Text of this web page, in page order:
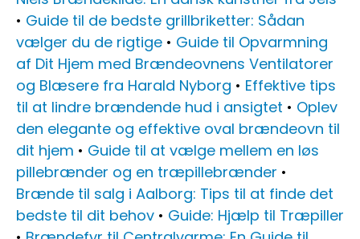
• Guide til de bedste grillbriketter: Sådan
vælger du de rigtige • Guide til Opvarmning
af Dit Hjem med Brændeovnens Ventilatorer
og Blæsere fra Harald Nyborg • Effektive tips
til at lindre brændende hud i ansigtet • Oplev
den elegante og effektive oval brændeovn til
dit hjem • Guide til at vælge mellem en løs
pillebrænder og en træpillebrænder •
Brænde til salg i Aalborg: Tips til at finde det
bedste til dit behov • Guide: Hjælp til Træpiller